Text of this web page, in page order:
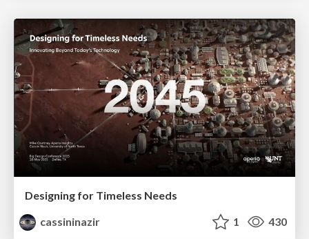
Designing for Timeless Needs
cassininazir
1 430